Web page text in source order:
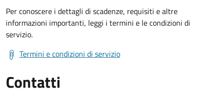
Per conoscere i dettagli di scadenze, requisiti e altre
informazioni importanti, leggi i termini e le condizioni di
servizio.
Termini e condizioni di servizio
Contatti